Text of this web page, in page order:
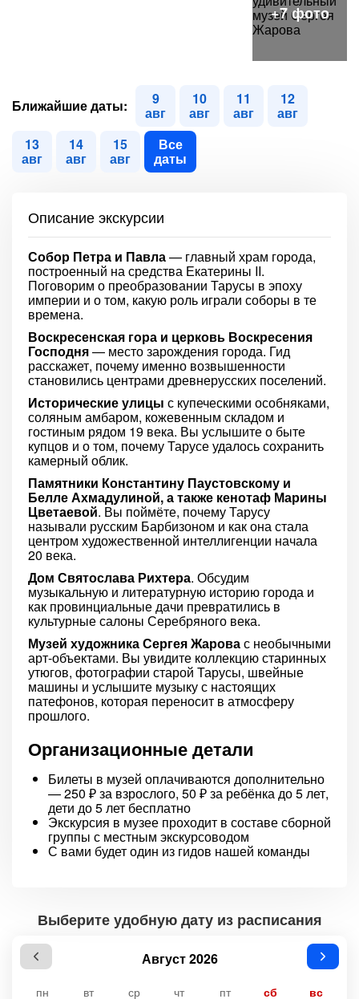
Ближайшие даты: 9
авг
10
авг
11
авг
12
авг
13
авг
14
авг
15
авг
Все
даты
Описание экскурсии
Собор Петра и Павла— главный храм города,
построенный на средства Екатерины II.
Поговорим о преобразовании Тарусы в эпоху
империи и о том, какую роль играли соборы в те
времена.
Воскресенская гора и церковь Воскресения
Господня— место зарождения города. Гид
расскажет, почему именно возвышенности
становились центрами древнерусских поселений.
Исторические улицы с купеческими особняками,
соляным амбаром, кожевенным складом и
гостиным рядом 19 века. Вы услышите о быте
купцов и о том, почему Тарусе удалось сохранить
камерный облик.
Памятники Константину Паустовскому и
Белле Ахмадулиной, а также кенотаф Марины
Цветаевой. Вы поймёте, почему Тарусу
называли русским Барбизоном и как она стала
центром художественной интеллигенции начала
20 века.
Дом Святослава Рихтера. Обсудим
музыкальную и литературную историю города и
как провинциальные дачи превратились в
культурные салоны Серебряного века.
Музей художника Сергея Жаровас необычными
арт-объектами. Вы увидите коллекцию старинных
утюгов, фотографии старой Тарусы, швейные
машины и услышите музыку с настоящих
патефонов, которая переносит в атмосферу
прошлого.
Организационные детали
Билеты в музей оплачиваются дополнительно
— 250 ₽ за взрослого, 50 ₽ за ребёнка до 5 лет,
дети до 5 лет бесплатно
Экскурсия в музее проходит в составе сборной
группы с местным экскурсоводом
С вами будет один из гидов нашей команды
Выберите удобную дату из расписания
Август 2026
пн вт ср чт пт сб вс